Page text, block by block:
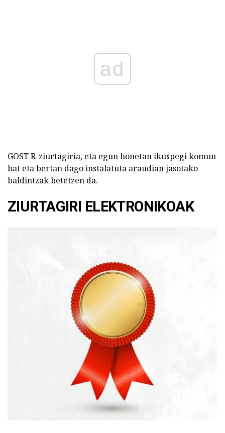
ad
GOST R-ziurtagiria, eta egun honetan ikuspegi komun
bat eta bertan dago instalatuta araudian jasotako
baldintzak betetzen da.
ZIURTAGIRI ELEKTRONIKOAK